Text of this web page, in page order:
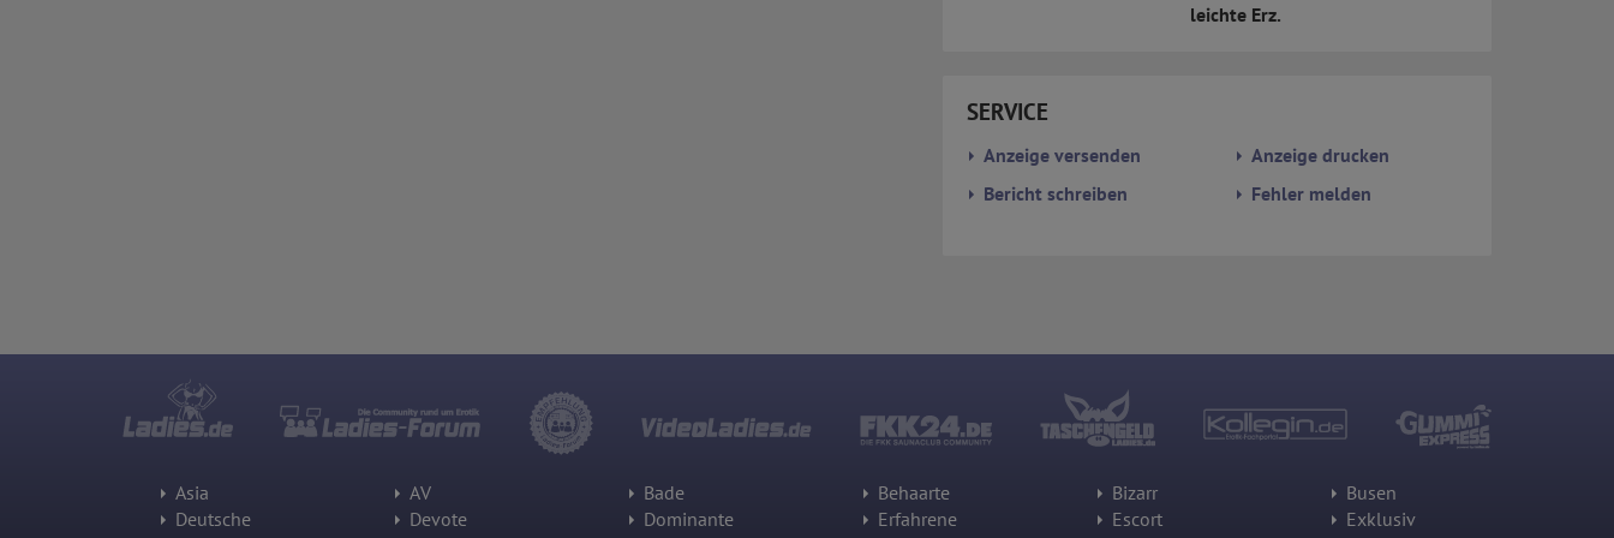
oder in anderen Vertragsstaaten des Abkommens über den
Europäischen Wirtschaftsraum gekürzt, dies bedeutet, dass alle
IP-Adresse an einen Server von Google in den USA übertragen und dort
wird nicht mit anderen Daten von Google zusammengeführt.
Auflösung des Computers
Webseite)
Welche Dateien wurden heruntergeladen?
Welche Videos angeschaut?
Wurden Werbebanner angeklickt?
oder hat er sie komplett verlassen?
Wie lange blieb der Besucher?
leichte Erz.
SERVICE
Anzeige versenden
Anzeige drucken
Bericht schreiben
Fehler melden
Asia AV Bade Behaarte Bizarr
Busen
Deutsche
Devote Dominante Erfahrene Escort
Exklusiv